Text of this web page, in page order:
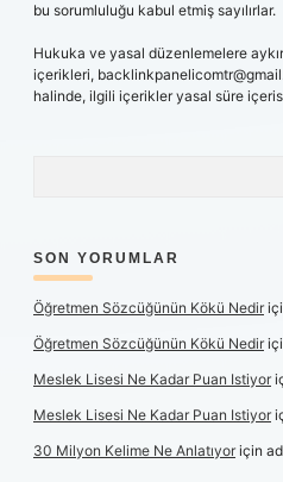
bu sorumluluğu kabul etmiş sayılırlar.
Hukuka ve yasal düzenlemelere
içerikleri,
halinde, ilgili içerikler yasal süre
SON YORUMLAR
Öğretmen Sözcüğünün Kökü Nedir
Öğretmen Sözcüğünün Kökü Nedir
Meslek Lisesi Ne Kadar Puan Istiyor
Meslek Lisesi Ne Kadar Puan Istiyor
30 Milyon Kelime Ne Anlatıyoriçin